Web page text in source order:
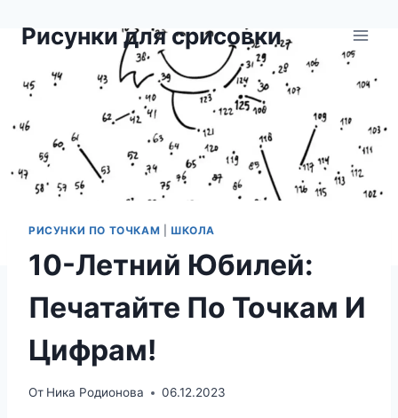
Рисунки для срисовки
РИСУНКИ ПО ТОЧКАМ ШКОЛА
10-Летний Юбилей:
Печатайте По Точкам И
Цифрам!
От Ника Родионова 06.12.2023